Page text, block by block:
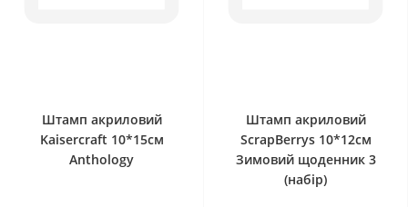
Штамп акриловий
Kaisercraft 10*15см
Anthology
Штамп акриловий
ScrapBerrys 10*12см
Зимовий щоденник 3
(набір)